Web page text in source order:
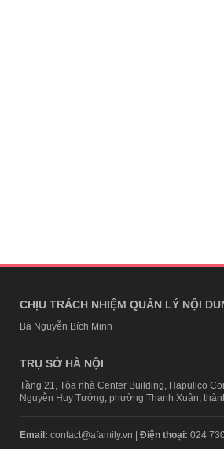
CHỊU TRÁCH NHIỆM QUẢN LÝ NỘI
Bà Nguyễn Bích Minh
TRỤ SỞ HÀ NỘI
Tầng 21, Tòa nhà Center Building, Hapulico
Nguyễn Huy Tưởng, phường Thanh Xuân,
Email: contact@afamily.vn | Điện thoại: 024